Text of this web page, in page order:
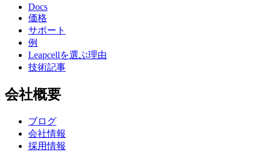
Docs
価格
サポート
例
Leapcellを選ぶ理由
技術記事
会社概要
ブログ
会社情報
採用情報